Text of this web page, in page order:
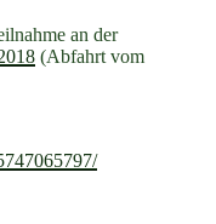
an der
(Abfahrt vom